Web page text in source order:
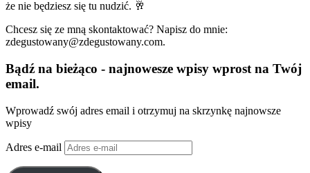
że nie będziesz się tu nudzić. 🥂
Chcesz się ze mną skontaktować? Napisz do mnie:
zdegustowany@zdegustowany.com.
Bądź na bieżąco - najnowesze wpisy wprost na Twój
email.
Wprowadź swój adres email i otrzymuj na skrzynkę najnowsze
wpisy
Adres e-mail